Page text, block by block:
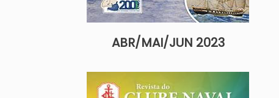
ABR/MAI/JUN 2023
Imagem